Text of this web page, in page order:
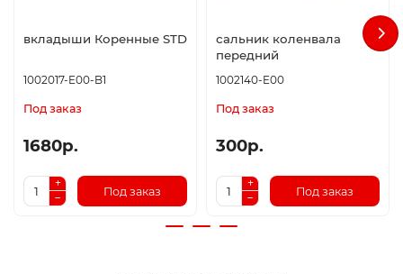
вкладыши Коренные STD
1002017-E00-B1
Под заказ
1680р.
Под заказ
сальник коленвала
передний
1002140-E00
Под заказ
300р.
Под заказ